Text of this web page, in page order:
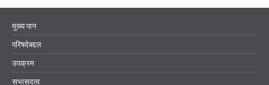
मुख्य पान
परिषदेबद्दल
उपक्रम
सभासदत्व